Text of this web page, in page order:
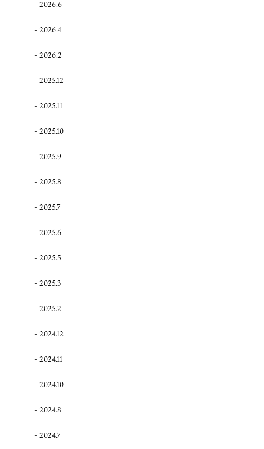
2026.6
2026.4
2026.2
2025.12
2025.11
2025.10
2025.9
2025.8
2025.7
2025.6
2025.5
2025.3
2025.2
2024.12
2024.11
2024.10
2024.8
2024.7